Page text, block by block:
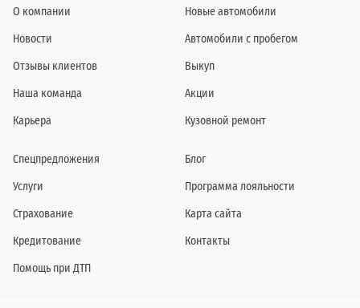
О компании
Новости
Отзывы клиентов
Наша команда
Карьера
Новые автомобили
Автомобили с пробегом
Выкуп
Акции
Кузовной ремонт
Спецпредложения
Услуги
Страхование
Кредитование
Помощь при ДТП
Блог
Программа лояльности
Карта сайта
Контакты